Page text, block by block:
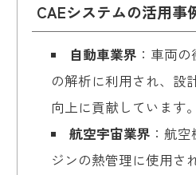
CAEシステムの活用事
自動車業界 ：車両
の解析に利用され、設
向上に貢献しています。
航空宇宙業界 ：航
ジンの熱管理に使用さ